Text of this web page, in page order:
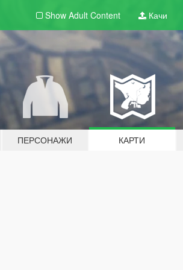
Show Adult Content Качи
ПЕРСОНАЖИ КАРТИ